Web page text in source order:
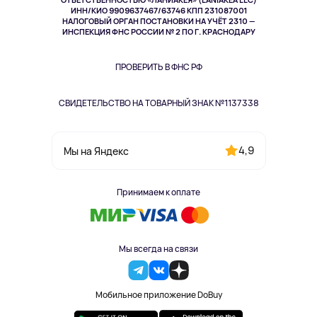
ИНН/КИО 9909637467/63746 КПП 231087001
НАЛОГОВЫЙ ОРГАН ПОСТАНОВКИ НА УЧЁТ 2310 —
ИНСПЕКЦИЯ ФНС РОССИИ № 2 ПО Г. КРАСНОДАРУ
ПРОВЕРИТЬ В ФНС РФ
СВИДЕТЕЛЬСТВО НА ТОВАРНЫЙ ЗНАК №1137338
Мы на Яндекс 4,9
Принимаем к оплате
Мы всегда на связи
Мобильное приложение DoBuy
Здоровье питомцев
Одежда и аксессуары